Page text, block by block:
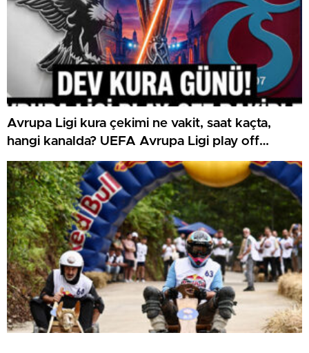
Avrupa Ligi kura çekimi ne vakit, saat kaçta,
hangi kanalda? UEFA Avrupa Ligi play off
Beşiktaş ve Trabzonspor olası rakipleri